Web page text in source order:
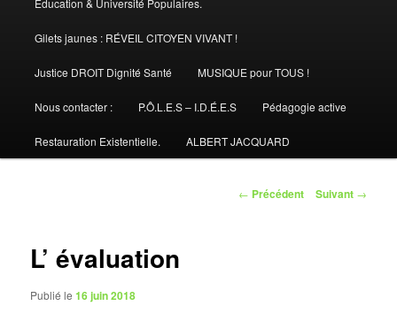
Gilets jaunes : RÉVEIL CITOYEN VIVANT !
Justice DROIT Dignité Santé MUSIQUE pour TOUS !
Nous contacter : P.Ô.L.E.S – I.D.É.E.S Pédagogie active
Restauration Existentielle. ALBERT JACQUARD
Navigation
← Précédent Suivant →
L’ évaluation
Publié le16 juin 2018